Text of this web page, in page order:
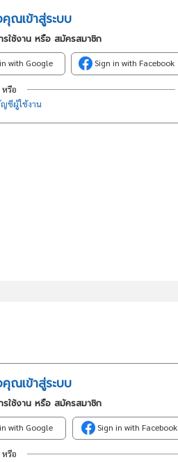
ณเข้าสู่ระบบ
รใช้งาน หรือ สมัครสมาชิก
with Google Sign in with Facebook
หรือ
ญชีผู้ใช้งาน
ณเข้าสู่ระบบ
รใช้งาน หรือ สมัครสมาชิก
with Google Sign in with Facebook
หรือ